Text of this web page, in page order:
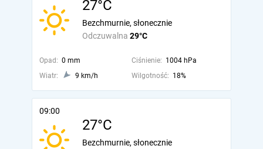
27°C
Odczuwalna 29°C
Bezchmurnie, słonecznie
Opad: 0 mm Ciśnienie: 1004 hPa
Wiatr:
9 km/h Wilgotność: 18%
09:00
27°C
Bezchmurnie, słonecznie